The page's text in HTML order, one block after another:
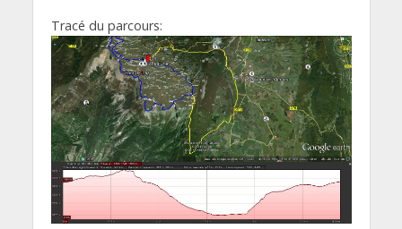
Tracé du parcours: